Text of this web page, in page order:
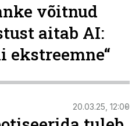
võitnud
aitab AI:
ekstreemne“
20.03.25, 12:00